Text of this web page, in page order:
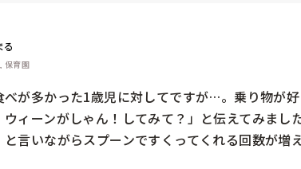
る
保育園
べが多かった1歳児に対してですが…。乗り物が
ウィーンがしゃん！してみて？」と伝えてみまし
と言いながらスプーンですくってくれる回数が増